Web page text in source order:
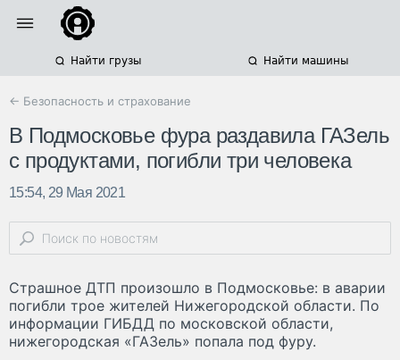
Найти грузы Найти машины
← Безопасность и страхование
В Подмосковье фура раздавила ГАЗель
с продуктами, погибли три человека
15:54, 29 Мая 2021
Страшное ДТП произошло в Подмосковье: в аварии
погибли трое жителей Нижегородской области. По
информации ГИБДД по московской области,
нижегородская «ГАЗель» попала под фуру.